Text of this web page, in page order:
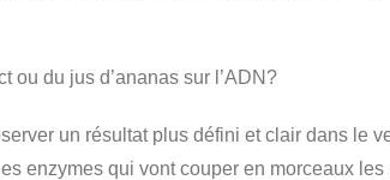
ou du jus d’ananas sur l’ADN?
un résultat plus défini et clair dans le
enzymes qui vont couper en morceaux